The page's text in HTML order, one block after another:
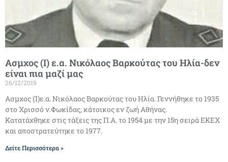
Ασμχος (Ι) ε.α. Νικόλαος Βαρκούτας του Ηλία-δεν
είναι πια μαζί μας
26/12/2019
Ασμχος (Ι)ε.α. Νικόλαος Βαρκούτας του Ηλία. Γεννήθηκε το 1935
στο Χρισσό ν.Φωκίδας, κάτοικος εν ζωή Αθήνας.
Κατατάχθηκε στις τάξεις της Π.Α. το 1954 με την 15η σειρά ΕΚΕΧ
και αποστρατεύτηκε το 1977.
Δείτε Περισσότερα »